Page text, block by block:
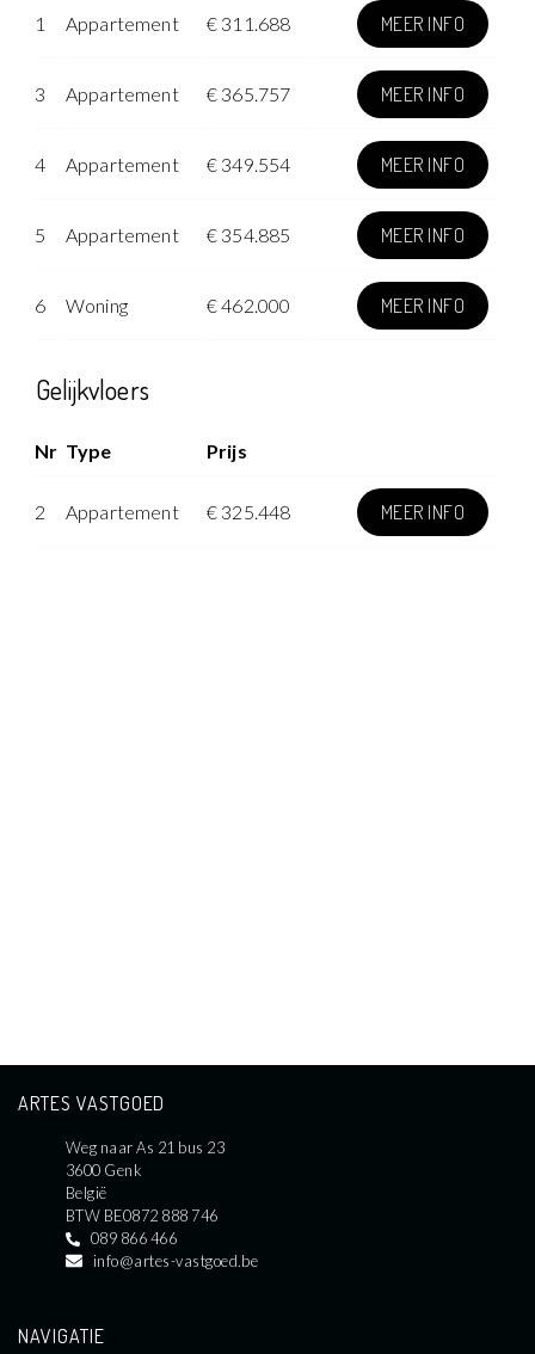
1 Appartement € 311.688 MEER INFO
3 Appartement € 365.757 MEER INFO
4 Appartement € 349.554 MEER INFO
5 Appartement € 354.885 MEER INFO
6 Woning € 462.000 MEER INFO
Gelijkvloers
Nr Type Prijs
2 Appartement € 325.448 MEER INFO
ARTES VASTGOED
Weg naar As 21 bus 23
3600 Genk
België
BTW BE0872 888 746
089 866 466
info@artes-vastgoed.be
NAVIGATIE